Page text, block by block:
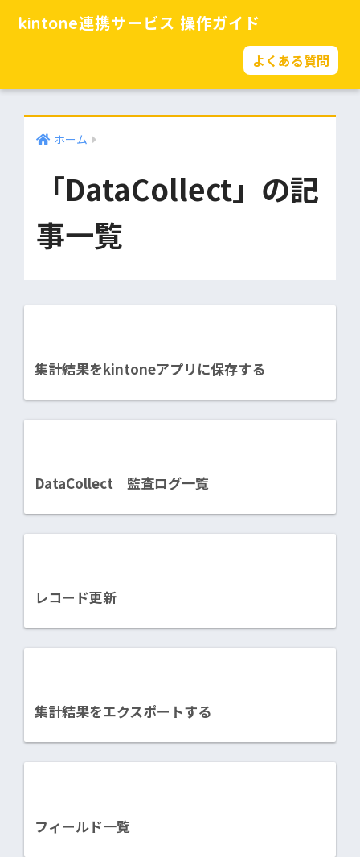
kintone連携サービス 操作ガイド
よくある質問
ホーム
「DataCollect」の記
事一覧
集計結果をkintoneアプリに保存する
DataCollect 監査ログ一覧
レコード更新
集計結果をエクスポートする
フィールド一覧